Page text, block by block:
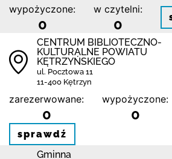
wypożyczone:
0
w czytelni:
0
CENTRUM BIBLIOTECZNO-
KULTURALNE POWIATU
KĘTRZYŃSKIEGO
ul. Pocztowa 11
11-400 Kętrzyn
zarezerwowane:
0
wypożyczone:
0
sprawdź
Gminna